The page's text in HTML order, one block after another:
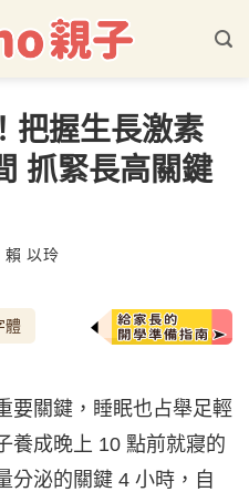
把握生長激素
抓緊長高關鍵
賴 以玲
體
要關鍵，睡眠也占舉足輕
養成晚上 10 點前就寢的
分泌的關鍵 4 小時，自